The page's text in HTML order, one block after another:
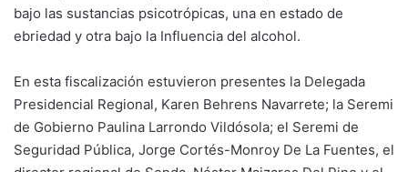
bajo las sustancias psicotrópicas, una en estado de
ebriedad y otra bajo la Influencia del alcohol.
En esta fiscalización estuvieron presentes la Delegada
Presidencial Regional, Karen Behrens Navarrete; la Seremi
de Gobierno Paulina Larrondo Vildósola; el Seremi de
Seguridad Pública, Jorge Cortés-Monroy De La Fuentes, el